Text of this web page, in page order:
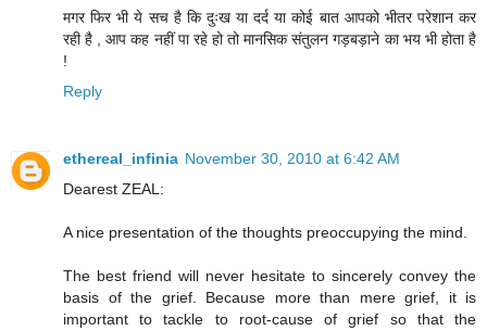
मगर फिर भी ये सच है कि दुःख या दर्द या कोई बात आपको भीतर परेशान कर
रही है , आप कह नहीं पा रहे हो तो मानसिक संतुलन गड़बड़ाने का भय भी होता है
!
Reply
ethereal_infinia November 30, 2010 at 6:42 AM
Dearest ZEAL:
A nice presentation of the thoughts preoccupying the mind.
The best friend will never hesitate to sincerely convey the
basis of the grief. Because more than mere grief, it is
important to tackle to root-cause of grief so that the